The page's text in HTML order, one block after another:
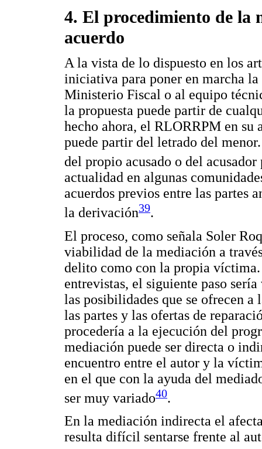
4. El procedimiento de la
acuerdo
A la vista de lo dispuesto en los
iniciativa para poner en marcha
Ministerio Fiscal o al equipo
la propuesta puede partir de
hecho ahora, el RLORRPM en
puede partir del letrado del
del propio acusado o del
actualidad en algunas
acuerdos previos entre las partes
la derivación39.
El proceso, como señala Soler
viabilidad de la mediación a
delito como con la propia víctima.
entrevistas, el siguiente paso
las posibilidades que se ofrecen
las partes y las ofertas de
procedería a la ejecución del
mediación puede ser directa o
encuentro entre el autor y la
en el que con la ayuda del
ser muy variado40.
En la mediación indirecta el
resulta difícil sentarse frente al